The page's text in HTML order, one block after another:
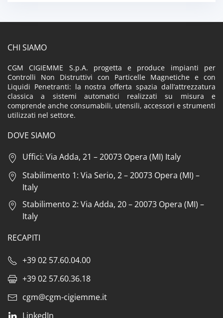
CHI SIAMO
CGM CIGIEMME S.p.A. progetta e produce impianti per
Controlli Non Distruttivi con Particelle Magnetiche e con
Liquidi Penetranti: la nostra offerta spazia dall’attrezzatura
classica a sistemi automatici realizzati su misura e
comprende anche consumabili, utensili, accessori e strumenti
utilizzati nel settore.
DOVE SIAMO
Uffici: Via Adda, 21 – 20073 Opera (MI) Italy
Stabilimento 1: Via Serio, 2 – 20073 Opera (MI) –
Italy
Stabilimento 2: Via Adda, 20 – 20073 Opera (MI) –
Italy
RECAPITI
+39 02 57.60.04.00
+39 02 57.60.36.18
cgm@cgm-cigiemme.it
LinkedIn